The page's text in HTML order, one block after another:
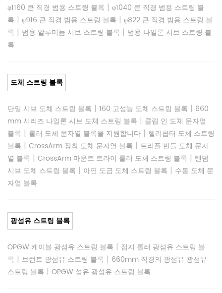
φ1160 큰 직경 범용 스트링 블록 | φ1040 큰 직경 범용 스트링 블
록 | φ916 큰 직경 범용 스트링 블록 | φ822 큰 직경 범용 스트링 블
록 | 범용 알루미늄 시브 스트링 블록 | 범용 나일론 시브 스트링 블
록
도체 스트링 블록
단일 시브 도체 스트링 블록 | 160 고성능 도체 스트링 블록 | 660
mm 시리즈 나일론 시브 도체 스트링 블록 | 클립 인 도체 문자열
블록 | 롤러 도체 문자열 블록을 지원합니다 | 헬리콥터 도체 스트링
블록 | CrossArm 장착 도체 문자열 블록 | 트리플 번들 도체 문자
열 블록 | CrossArm 마운트 트라이 롤러 도체 스트링 블록 | 탠덤
시브 도체 스트링 블록 | 아연 도금 도체 스트링 블록 | 수동 도체 문
자열 블록
광섬유 스트링 블록
OPGW 케이블 광섬유 스트링 블록 | 접지 롤러 광섬유 스트링 블
록 | 브런트 광섬유 스트링 블록 | 660mm 직경의 광섬유 광섬유
스트링 블록 | OPGW 섬유 광섬유 스트링 블록